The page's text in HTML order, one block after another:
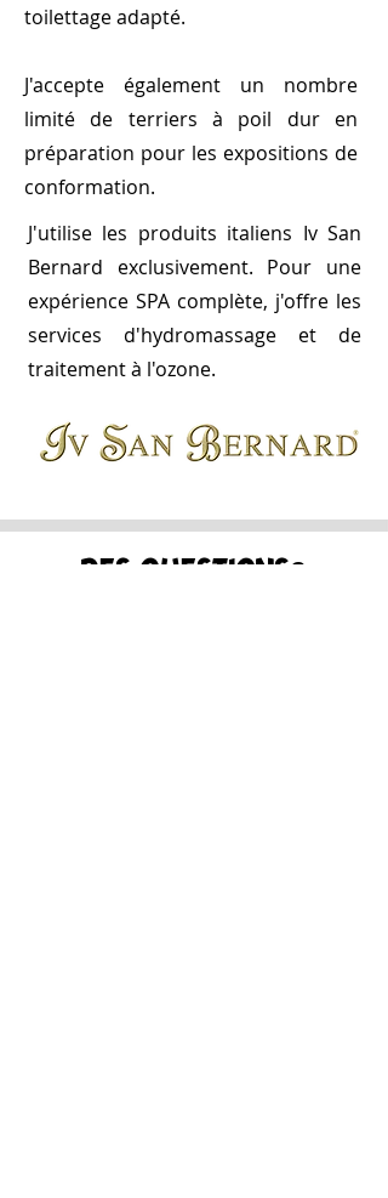
toilettage adapté.
J'accepte également un nombre
limité de terriers à poil dur en
préparation pour les expositions de
conformation.
J'utilise les produits italiens Iv San
Bernard exclusivement. Pour une
expérience SPA complète, j'offre les
services d'hydromassage et de
traitement à l'ozone.
DES QUESTIONS?